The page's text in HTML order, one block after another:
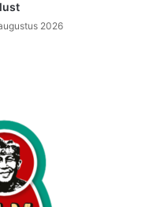
2026